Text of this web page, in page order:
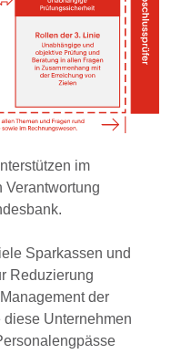
im
Verantwortung
Sparkassen und
Reduzierung
der
diese Unternehmen